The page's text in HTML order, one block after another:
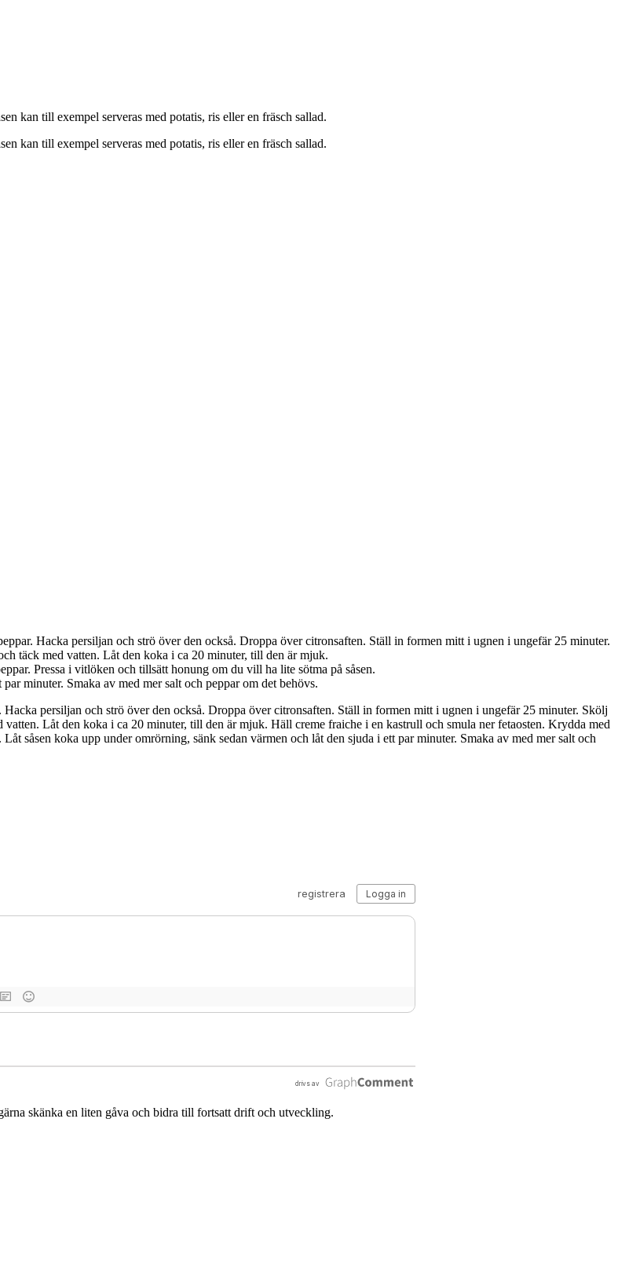
kan till exempel serveras med potatis, ris eller en fräsch sallad.
kan till exempel serveras med potatis, ris eller en fräsch sallad.
Hacka persiljan och strö över den också. Droppa över citronsaften. Ställ in formen mitt i ugnen i ungefär 25 minuter.
täck med vatten. Låt den koka i ca 20 minuter, till den är mjuk.
Pressa i vitlöken och tillsätt honung om du vill ha lite sötma på såsen.
minuter. Smaka av med mer salt och peppar om det behövs.
persiljan och strö över den också. Droppa över citronsaften. Ställ in formen mitt i ugnen i ungefär 25 minuter. Skölj
Låt den koka i ca 20 minuter, till den är mjuk. Häll creme fraiche i en kastrull och smula ner fetaosten. Krydda med
såsen koka upp under omrörning, sänk sedan värmen och låt den sjuda i ett par minuter. Smaka av med mer salt och
skänka en liten gåva och bidra till fortsatt drift och utveckling.